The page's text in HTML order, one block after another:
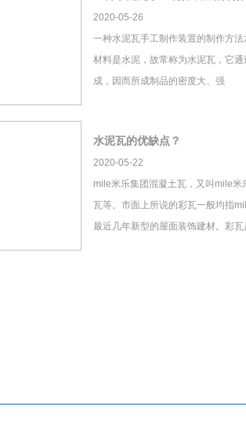
2020-05-26
一种水泥瓦手工制作装置的制作方
材料是水泥，故常称为水泥瓦，它
成，因而所成制品的密度大、强
水泥瓦的优缺点？
2020-05-22
mile米乐集团混凝土瓦，又叫mile米
瓦等。市面上所说的彩瓦一般均指
最近几年新型的屋面装饰建材。彩